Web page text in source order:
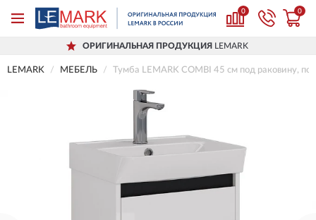
0 0
ОРИГИНАЛЬНАЯ ПРОДУКЦИЯ LEMARK
LEMARK МЕБЕЛЬ Тумба LEMARK COMBI 45 см под раковину,